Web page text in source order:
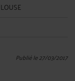
Publié le 27/03/2017